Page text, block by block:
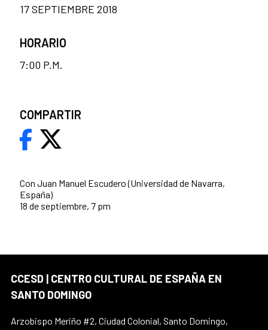
Con Juan Manuel Escudero (Universidad de Navarra,
España)
18 de septiembre, 7 pm
17 SEPTIEMBRE 2018
HORARIO
7:00 P.M.
COMPARTIR
CCESD | CENTRO CULTURAL DE ESPAÑA EN
SANTO DOMINGO
Arzobispo Meriño #2, Ciudad Colonial, Santo Domingo,